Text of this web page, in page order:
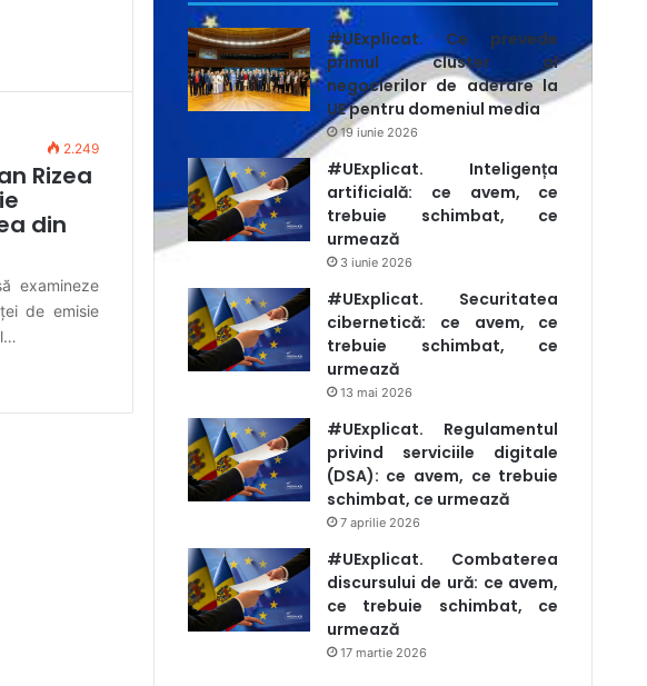
2.249
Rizea
din
examineze
de emisie
#UExplicat. Ce prevede
primul cluster al
negocierilor de aderare la
UE pentru domeniul media
19 iunie 2026
#UExplicat. Inteligența
artificială: ce avem, ce
trebuie schimbat, ce
urmează
3 iunie 2026
#UExplicat. Securitatea
cibernetică: ce avem, ce
trebuie schimbat, ce
urmează
13 mai 2026
#UExplicat. Regulamentul
privind serviciile digitale
(DSA): ce avem, ce trebuie
schimbat, ce urmează
7 aprilie 2026
#UExplicat. Combaterea
discursului de ură: ce avem,
ce trebuie schimbat, ce
urmează
17 martie 2026